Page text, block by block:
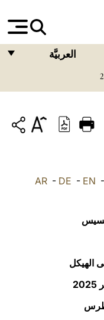
العربيَّة
ITALIANO
中文
LATINE
AR- DE - EN -
الهيكل